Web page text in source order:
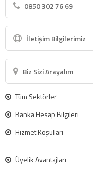
0850 302 76 69
İletişim Bilgilerimiz
Biz Sizi Arayalım
Tüm Sektörler
Banka Hesap Bilgileri
Hizmet Koşulları
Üyelik Avantajları